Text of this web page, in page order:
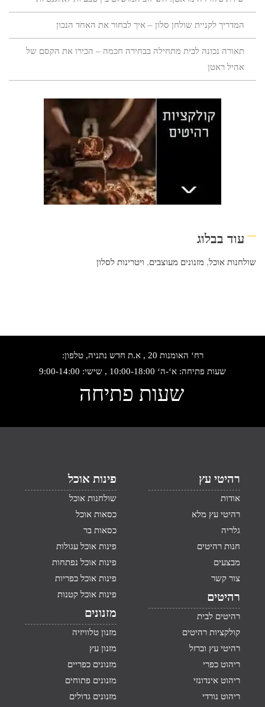
המדריך לקניית שולחן סלון – איך לבחור את האחד הנכון
תאורה נכונה לבית מתחילה בבחירה חכמה – הכירו את הקסם של
אהיל ראטן
עוד בבלוג
שולחנות אוכל, מזנונים מעוצבים, ויטרינות לסלון
רח‘ האומנות 20 , א.ת חדש נתניה, טלפון:
שעות פתיחה: א‘-ה‘ 10:00-18:00 , שישי: 9:00-14:00
שעות פתיחה
רהיטי עץ
אודות
רהיטי עץ מלא
גלריה
חנות רהיטים
מבצעים
צור קשר
רהיטים
רהיטים לבית
קולקציות רהיטים
רהיטי עץ וברזל
ריהוט כפרי
ריהוט אינדונזי
ריהוט נורדי
פינות אוכל
שולחנות אוכל
כסאות אוכל
כסאות בר
פינות אוכל עגולות
פינות אוכל נפתחות
פינות אוכל כפריות
פינות אוכל קטנות
מזנונים
מזנון טלוויזיה
מזנון עץ
מזנונים כפריים
מזנונים פתוחים
מזנונים גדולים